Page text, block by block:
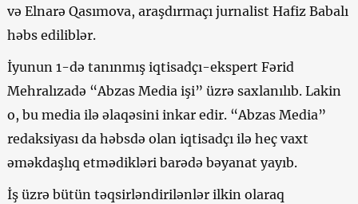
və Elnarə Qasımova, araşdırmaçı jurnalist Hafiz Babalı
həbs ediliblər.
İyunun 1-də tanınmış iqtisadçı-ekspert Fərid
Mehralızadə “Abzas Media işi” üzrə saxlanılıb. Lakin
o, bu media ilə əlaqəsini inkar edir. “Abzas Media”
redaksiyası da həbsdə olan iqtisadçı ilə heç vaxt
əməkdaşlıq etmədikləri barədə bəyanat yayıb.
İş üzrə bütün təqsirləndirilənlər ilkin olaraq